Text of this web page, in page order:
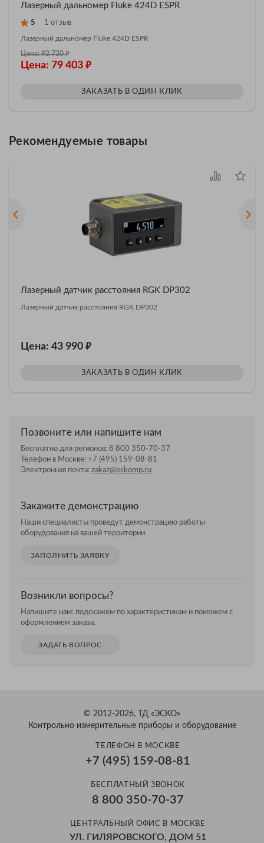
Лазерный дальномер Fluke 424D ESPR
5 1 отзыв
Лазерный дальномер Fluke 424D ESPR
Цена: 92 720₽
Цена: 79 403 ₽
ЗАКАЗАТЬ В ОДИН КЛИК
Рекомендуемые товары
Лазерный датчик расстояния RGK DP302
Лазерный датчик расстояния RGK DP302
Цена: 43 990 ₽
ЗАКАЗАТЬ В ОДИН КЛИК
Позвоните или напишите нам
Бесплатно для регионов: 8 800 350-70-37
Телефон в Москве: +7 (495) 159-08-81
Электронная почта: zakaz@eskomp.ru
Закажите демонстрацию
Наши специалисты проведут демонстрацию работы
оборудования на вашей территории
ЗАПОЛНИТЬ ЗАЯВКУ
Возникли вопросы?
Напишите нам: подскажем по характеристикам и поможем с
оформлением заказа.
ЗАДАТЬ ВОПРОС
© 2012-2026, ТД «ЭСКО»
Контрольно измерительные приборы и оборудование
ТЕЛЕФОН В МОСКВЕ
+7 (495) 159-08-81
БЕСПЛАТНЫЙ ЗВОНОК
8 800 350-70-37
ЦЕНТРАЛЬНЫЙ ОФИС В МОСКВЕ
УЛ. ГИЛЯРОВСКОГО, ДОМ 51